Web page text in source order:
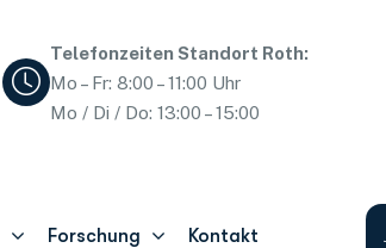
Telefonzeiten Standort Roth:
Mo – Fr: 8:00 – 11:00 Uhr
Mo / Di / Do: 13:00 – 15:00
Forschung Kontakt